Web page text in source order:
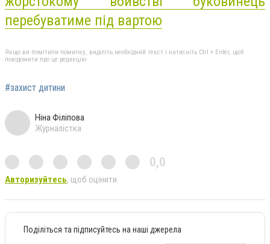
перебуватиме під вартою
Якщо ви помітили помилку, виділіть необхідний текст і натисніть Ctrl + Enter, щоб
повідомити про це редакцію
#захист дитини
Ніна Філіпова
Журналістка
0,0
Авторизуйтесь, щоб оцінити
Поділіться та підписуйтесь на наші джерела